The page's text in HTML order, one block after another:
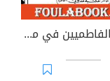
علاقات الفاطميين في مصر بدول المغرب